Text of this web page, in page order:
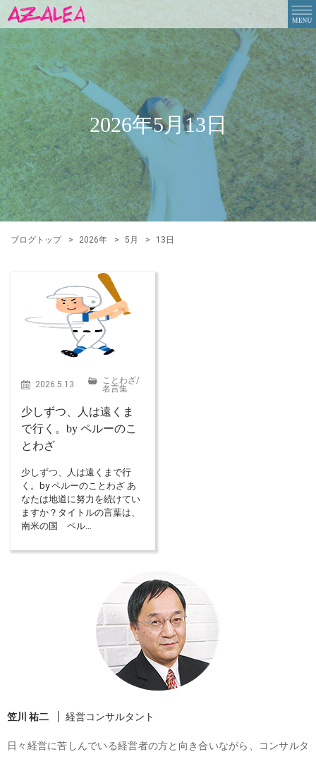
2026年5月13日
ブログトップ 2026年 5月 13日
2026.5.13 ことわざ/
名言集
少しずつ、人は遠くま
で行く。by ペルーのこ
とわざ
少しずつ、人は遠くまで行
く。by ペルーのことわざ あ
なたは地道に努力を続けてい
ますか？タイトルの言葉は、
南米の国 ペル…
笠川 祐二 経営コンサルタント
日々経営に苦しんでいる経営者の方と向き合いながら、コンサルタ